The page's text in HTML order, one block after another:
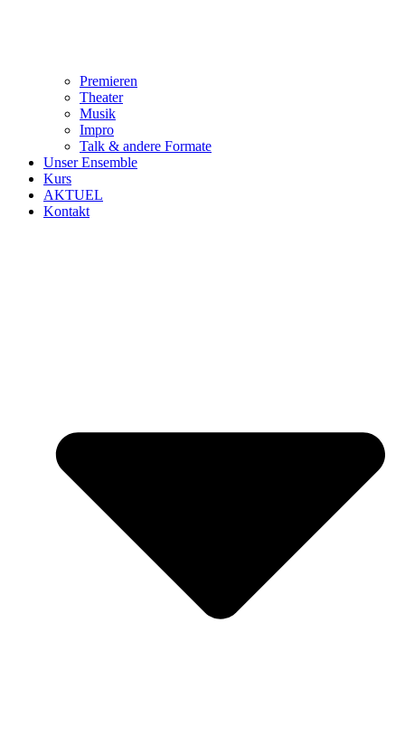
Premieren
Theater
Musik
Impro
Talk & andere Formate
Unser Ensemble
Kurs
AKTUEL
Kontakt